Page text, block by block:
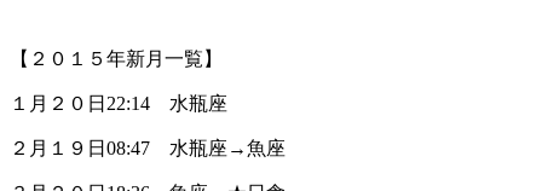
【２０１５年新月一覧】
１月２０日22:14 水瓶座
２月１９日08:47 水瓶座→魚座